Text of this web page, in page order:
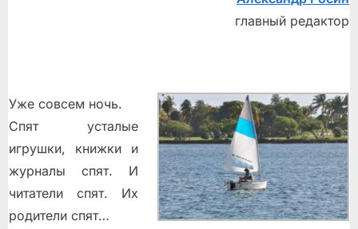
главный редактор
Уже совсем ночь.
Спят усталые
игрушки, книжки и
журналы спят. И
читатели спят. Их
родители спят…